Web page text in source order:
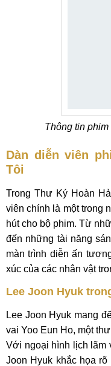
Thông tin
Dàn diễn viên
Tôi
Trong Thư Ký Hoàn
viên chính là một trong
hút cho bộ phim. Từ
đến những tài năng
màn trình diễn ấn
xúc của các nhân vật
Lee Joon Hyuk
Lee Joon Hyuk mang
vai Yoo Eun Ho, một
Với ngoại hình lịch lãm
Joon Hyuk khắc họa